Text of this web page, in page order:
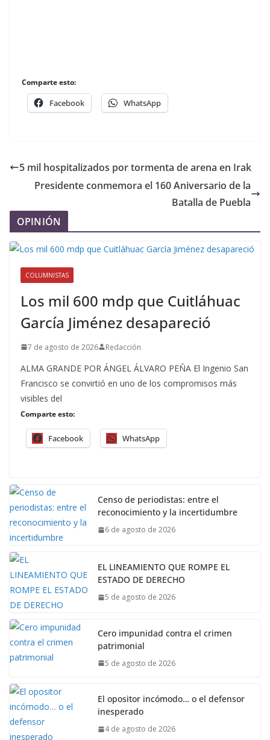
Comparte esto:
Facebook WhatsApp
5 mil hospitalizados por tormenta de arena en Irak
Presidente conmemora el 160 Aniversario de la
Batalla de Puebla
OPINIÓN
COLUMNISTAS
Los mil 600 mdp que Cuitláhuac
García Jiménez desapareció
7 de agosto de 2026 Redacción
ALMA GRANDE POR ÁNGEL ÁLVARO PEÑA El Ingenio San
Francisco se convirtió en uno de los compromisos más
visibles del
Comparte esto:
Facebook WhatsApp
Censo de periodistas: entre el
reconocimiento y la incertidumbre
6 de agosto de 2026
EL LINEAMIENTO QUE ROMPE EL
ESTADO DE DERECHO
5 de agosto de 2026
Cero impunidad contra el crimen
patrimonial
5 de agosto de 2026
El opositor incómodo… o el defensor
inesperado
4 de agosto de 2026